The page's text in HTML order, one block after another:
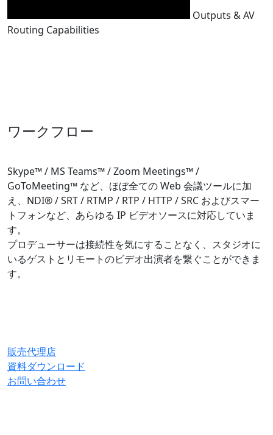
Outputs & AV
Routing Capabilities
ワークフロー
Skype™ / MS Teams™ / Zoom Meetings™ /
GoToMeeting™ など、ほぼ全ての Web 会議ツールに加
え、NDI® / SRT / RTMP / RTP / HTTP / SRC およびスマー
トフォンなど、あらゆる IP ビデオソースに対応していま
す。
プロデューサーは接続性を気にすることなく、スタジオに
いるゲストとリモートのビデオ出演者を繋ぐことができま
す。
販売代理店
資料ダウンロード
お問い合わせ